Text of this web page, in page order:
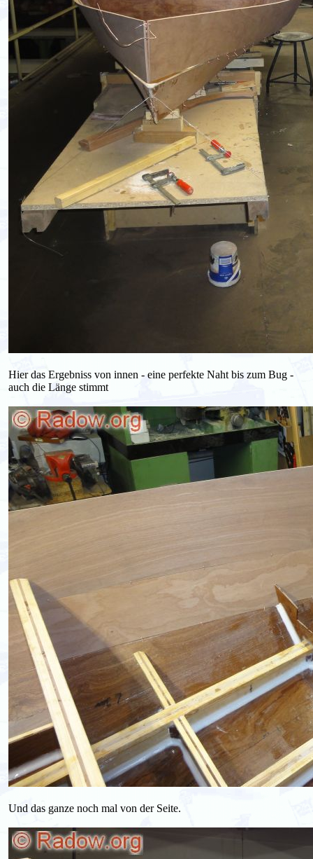
Hier das Ergebniss von innen - eine perfekte Naht bis zum Bug -
auch die Länge stimmt
Und das ganze noch mal von der Seite.